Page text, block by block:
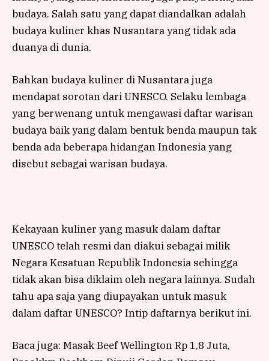
budaya. Salah satu yang dapat diandalkan adalah
budaya kuliner khas Nusantara yang tidak ada
duanya di dunia.
Bahkan budaya kuliner di Nusantara juga
mendapat sorotan dari UNESCO. Selaku lembaga
yang berwenang untuk mengawasi daftar warisan
budaya baik yang dalam bentuk benda maupun tak
benda ada beberapa hidangan Indonesia yang
disebut sebagai warisan budaya.
Kekayaan kuliner yang masuk dalam daftar
UNESCO telah resmi dan diakui sebagai milik
Negara Kesatuan Republik Indonesia sehingga
tidak akan bisa diklaim oleh negara lainnya. Sudah
tahu apa saja yang diupayakan untuk masuk
dalam daftar UNESCO? Intip daftarnya berikut ini.
Baca juga: Masak Beef Wellington Rp 1,8 Juta,